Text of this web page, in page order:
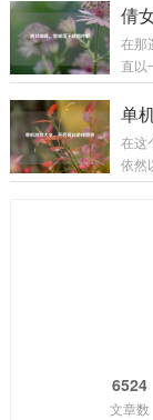
战曹
的战
为
的
其锻
经千
倩
在那
直以
的谜
士纷
的
充
塔中
月
单
在这
依然
座宝
机
轴
界
戏
6524
文章数